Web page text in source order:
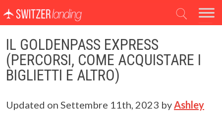
Navigazione principale
IL GOLDENPASS EXPRESS
(PERCORSI, COME ACQUISTARE I
BIGLIETTI E ALTRO)
Updated on Settembre 11th, 2023 byAshley